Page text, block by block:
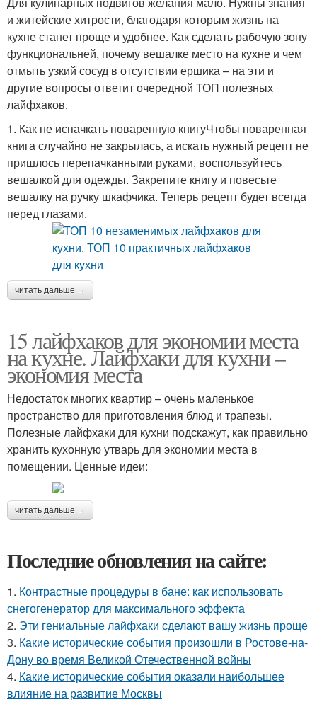
и житейские хитрости, благодаря которым жизнь на
кухне станет проще и удобнее. Как сделать рабочую зону
функциональней, почему вешалке место на кухне и чем
отмыть узкий сосуд в отсутствии ершика – на эти и
другие вопросы ответит очередной ТОП полезных
лайфхаков.
1. Как не испачкать поваренную книгуЧтобы поваренная
книга случайно не закрылась, а искать нужный рецепт не
пришлось перепачканными руками, воспользуйтесь
вешалкой для одежды. Закрепите книгу и повесьте
вешалку на ручку шкафчика. Теперь рецепт будет всегда
перед глазами.
читать дальше →
15 лайфхаков для экономии места
на кухне. Лайфхаки для кухни –
экономия места
Недостаток многих квартир – очень маленькое
пространство для приготовления блюд и трапезы.
Полезные лайфхаки для кухни подскажут, как правильно
хранить кухонную утварь для экономии места в
помещении. Ценные идеи:
читать дальше →
Последние обновления на сайте:
1. Контрастные процедуры в бане: как использовать
снегогенератор для максимального эффекта
2. Эти гениальные лайфхаки сделают вашу жизнь проще
3. Какие исторические события произошли в Ростове-на-
Дону во время Великой Отечественной войны
4. Какие исторические события оказали наибольшее
влияние на развитие Москвы